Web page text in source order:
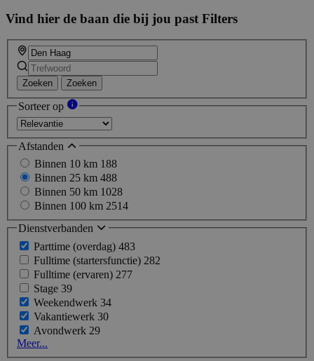
Vind hier de baan die bij jou past Filters
Zoeken Zoeken
Sorteer op
Afstanden
Binnen 10 km 188
Binnen 25 km 488
Binnen 50 km 1028
Binnen 100 km 2514
Dienstverbanden
Parttime (overdag) 483
Fulltime (startersfunctie) 282
Fulltime (ervaren) 277
Stage 39
Weekendwerk 34
Vakantiewerk 30
Avondwerk 29
Meer...